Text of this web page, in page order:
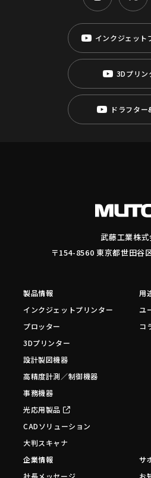
インクジェット
3Dプリン
ドラフター
武藤工業株
〒154-8560 東京都世田谷
製品情報
インクジェットプリンター
プロッター
3Dプリンター
設計製図機器
高精度計測／制御機器
事務機器
光応用製品
CADソリューション
大判スキャナ
用
ユ
コ
企業情報
サ